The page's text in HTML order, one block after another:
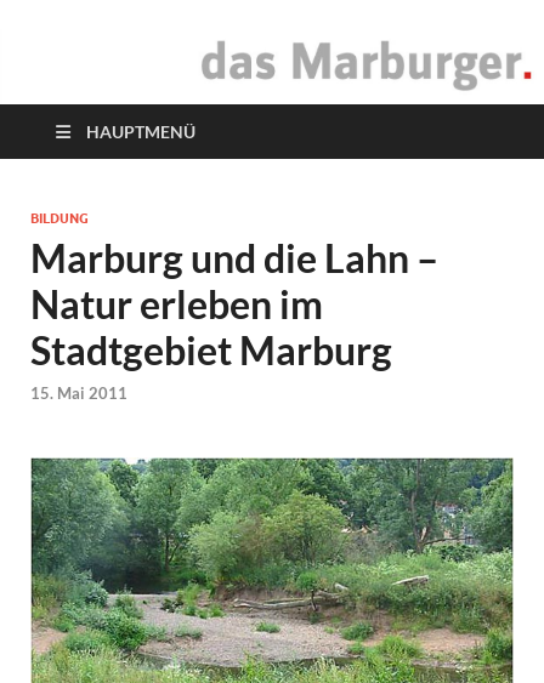
das Marburger.
HAUPTMENÜ
BILDUNG
Marburg und die Lahn –
Natur erleben im
Stadtgebiet Marburg
15. Mai 2011